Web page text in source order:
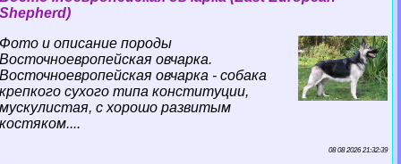
Shepherd)
Фото и описание породы
Восточноевропейская овчарка.
Восточноевропейская овчарка - собака
крепкого сухого типа конституции,
мускулистая, с хорошо развитым
костяком....
08 08 2026 21:32:39